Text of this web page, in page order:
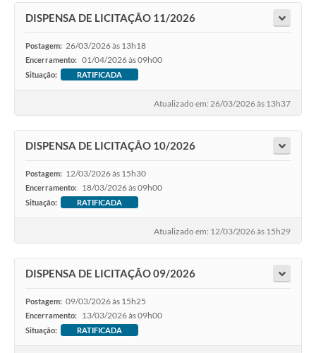
DISPENSA DE LICITAÇÃO 11/2026
Postagem: 26/03/2026 às 13h18
Encerramento: 01/04/2026 às 09h00
Situação: RATIFICADA
Atualizado em: 26/03/2026 às 13h37
DISPENSA DE LICITAÇÃO 10/2026
Postagem: 12/03/2026 às 15h30
Encerramento: 18/03/2026 às 09h00
Situação: RATIFICADA
Atualizado em: 12/03/2026 às 15h29
DISPENSA DE LICITAÇÃO 09/2026
Postagem: 09/03/2026 às 15h25
Encerramento: 13/03/2026 às 09h00
Situação: RATIFICADA